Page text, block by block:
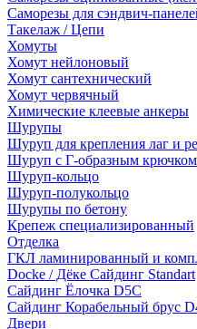
Саморезы для сэндвич-
Такелаж / Цепи
Хомуты
Хомут нейлоновый
Хомут сантехнический
Хомут червячный
Химические клеевые анкеры
Шурупы
Шуруп для крепления лаг и
Шуруп с Г-образным
Шуруп-кольцо
Шуруп-полукольцо
Шурупы по бетону
Крепеж специализированный
Отделка
ГКЛ ламинированный и
Docke / Дёке Сайдинг Standart
Сайдинг Ёлочка D5C
Сайдинг Корабельный брус
Двери